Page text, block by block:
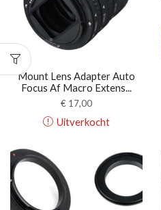
Mount Lens Adapter Auto
Focus Af Macro Extens...
€ 17,00
Uitverkocht